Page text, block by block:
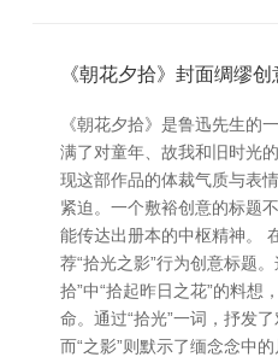
《朝花夕拾》封面绸缪创
《朝花夕拾》是鲁迅先生的
满了对童年、故我和旧时光
现这部作品的体裁气质与表
紧迫。一个敷裕创意的标题
能传达出册本的中枢精神。
荐“拾光之影”行为创意标题
拾”中“拾起昨日之花”的料想
命。通过“拾光”一词，抒发
而“之影”则默示了缅念念中